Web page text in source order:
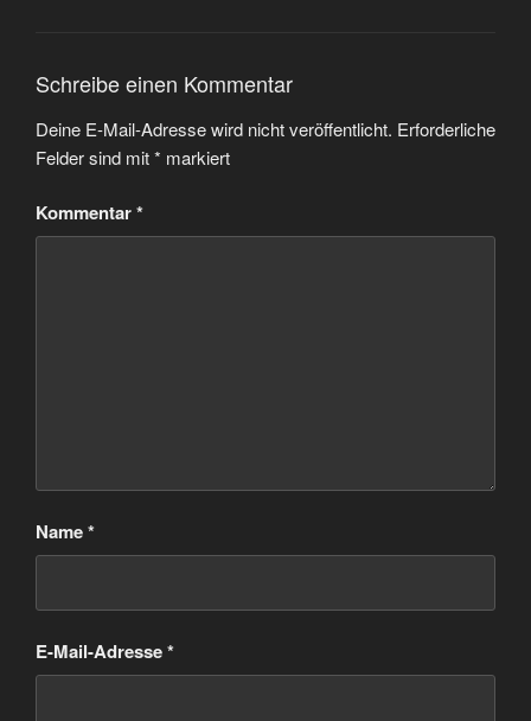
Schreibe einen Kommentar
Deine E-Mail-Adresse wird nicht veröffentlicht. Erforderliche
Felder sind mit* markiert
Kommentar*
Name*
E-Mail-Adresse*